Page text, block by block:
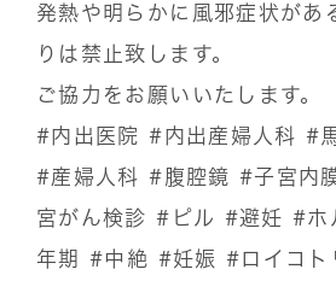
発熱や明らかに風邪症状があ
りは禁止致します。
ご協力をお願いいたします。
#内出医院
#内出産婦人科 #
#産婦人科 #腹腔鏡 #子宮内
宮がん検診 #ピル #避妊 #ホ
年期
#中絶 #妊娠 #ロイコト